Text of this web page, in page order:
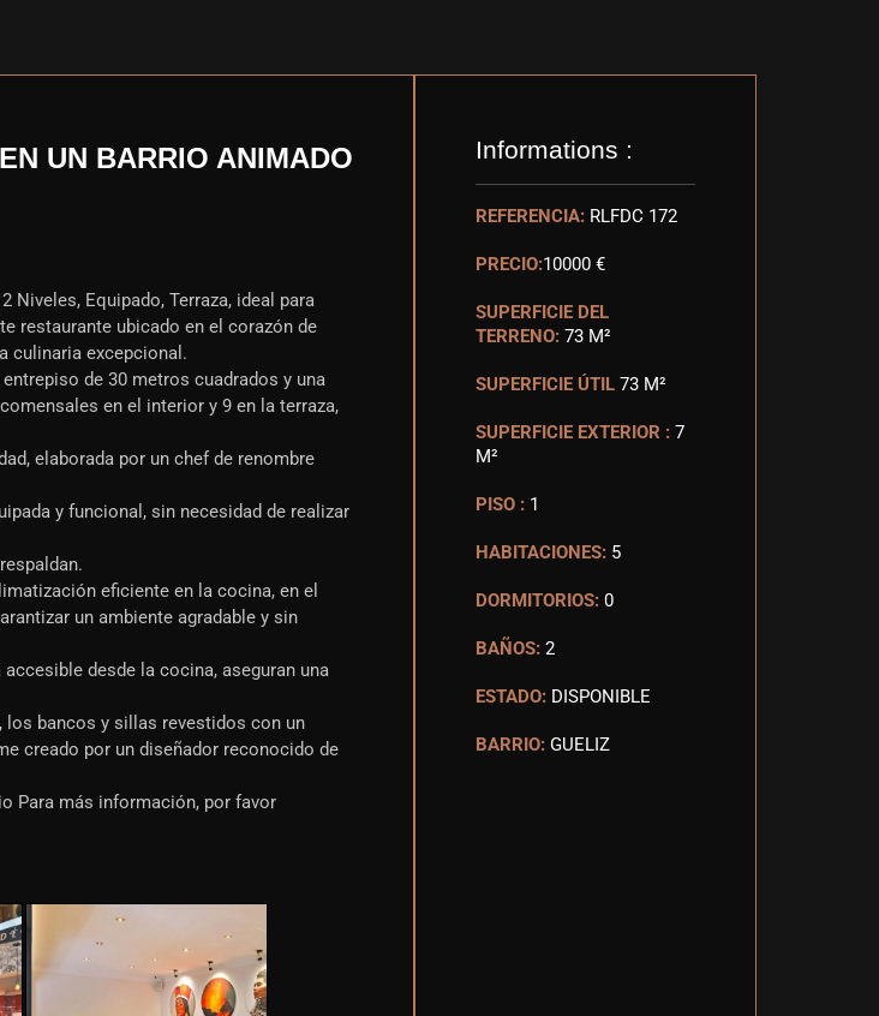
UN BARRIO ANIMADO
Niveles, Equipado, Terraza, ideal para
restaurante ubicado en el corazón de
culinaria excepcional.
de 30 metros cuadrados y una
en el interior y 9 en la terraza,
elaborada por un chef de renombre
y funcional, sin necesidad de realizar
eficiente en la cocina, en el
un ambiente agradable y sin
desde la cocina, aseguran una
bancos y sillas revestidos con un
creado por un diseñador reconocido de
Para más información, por favor
Informations :
REFERENCIA: RLFDC 172
PRECIO:10000 €
SUPERFICIE DEL
TERRENO: 73 M²
SUPERFICIE ÚTIL 73 M²
SUPERFICIE EXTERIOR : 7
M²
PISO : 1
HABITACIONES: 5
DORMITORIOS: 0
BAÑOS: 2
ESTADO: DISPONIBLE
BARRIO: GUELIZ